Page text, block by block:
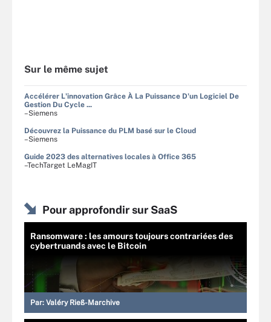
Sur le même sujet
Accélérer L'innovation Grâce À La Puissance D'un Logiciel De
Gestion Du Cycle ...
–Siemens
Découvrez la Puissance du PLM basé sur le Cloud
–Siemens
Guide 2023 des alternatives locales à Office 365
–TechTarget LeMagIT
Pour approfondir sur SaaS
Ransomware : les amours toujours contrariées des
cybertruands avec le Bitcoin
Par: Valéry Rieß-Marchive